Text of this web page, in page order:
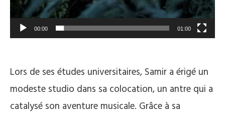
00:00 01:00
Lors de ses études universitaires, Samir a érigé un
modeste studio dans sa colocation, un antre qui a
catalysé son aventure musicale. Grâce à sa